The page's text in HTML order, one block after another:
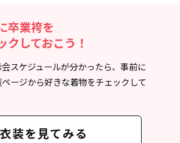
卒業袴を
クしておこう！
スケジュールが分かったら、事前に
ージから好きな着物をチェックして
衣装を見てみる